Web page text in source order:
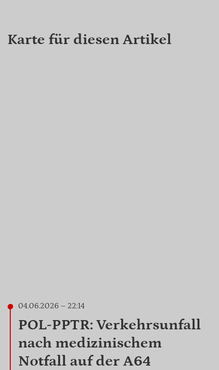
Karte für diesen Artikel
04.06.2026 – 22:14
POL-PPTR: Verkehrsunfall
nach medizinischem
Notfall auf der A64